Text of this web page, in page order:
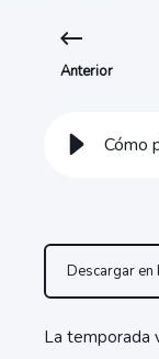
Anterior
Descargar en
La temporada